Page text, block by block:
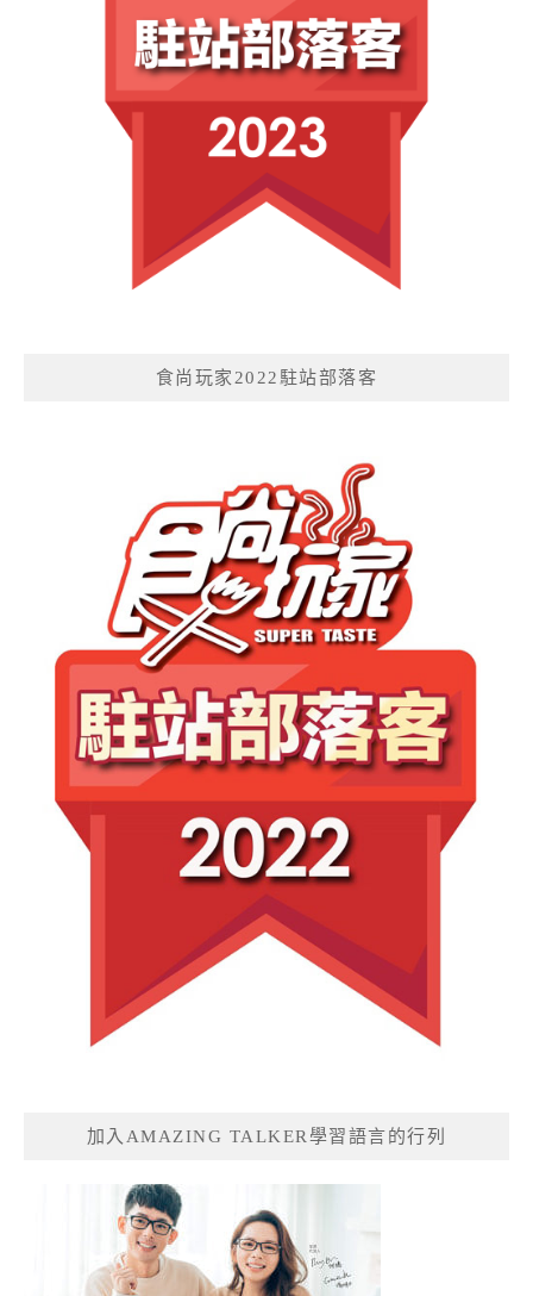
食尚玩家2022駐站部落客
加入AMAZING TALKER學習語言的行列